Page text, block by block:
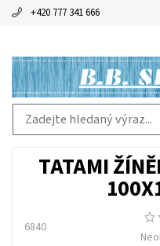
+420 777 341 666
TATAMI
6840